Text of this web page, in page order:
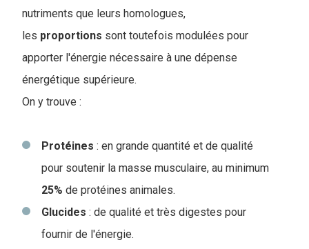
nutriments que leurs homologues,
les proportions sont toutefois modulées pour
apporter l'énergie nécessaire à une dépense
énergétique supérieure.
On y trouve :
Protéines : en grande quantité et de qualité
pour soutenir la masse musculaire, au minimum
25% de protéines animales.
Glucides : de qualité et très digestes pour
fournir de l'énergie.